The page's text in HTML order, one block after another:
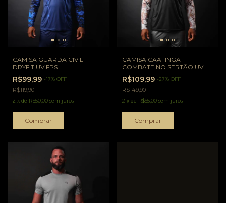
CAMISA GUARDA CIVIL
DRYFIT UV FPS
R$99,99 -17% OFF
R$119,90
2 x de R$50,00 sem juros
Comprar
CAMISA CAATINGA
COMBATE NO SERTÃO UV
FPS 50+
R$109,99 -27% OFF
R$149,90
2 x de R$55,00 sem juros
Comprar